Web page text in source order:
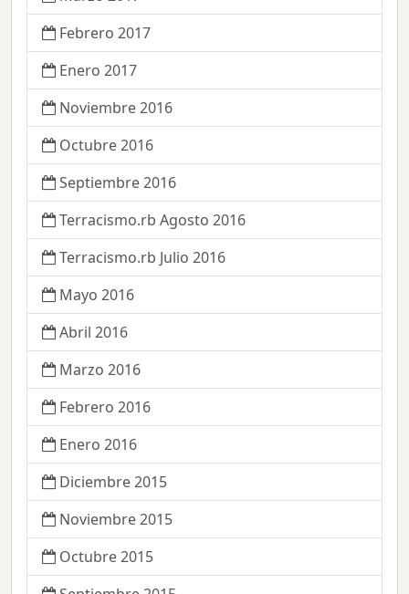
Febrero 2017
Enero 2017
Noviembre 2016
Octubre 2016
Septiembre 2016
Terracismo.rb Agosto 2016
Terracismo.rb Julio 2016
Mayo 2016
Abril 2016
Marzo 2016
Febrero 2016
Enero 2016
Diciembre 2015
Noviembre 2015
Octubre 2015